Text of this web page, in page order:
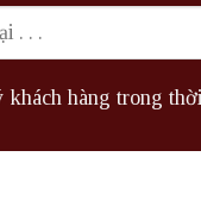
hàng trong